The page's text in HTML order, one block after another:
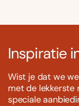
Inspiratie
Wist je dat we
met de lekkerste
speciale